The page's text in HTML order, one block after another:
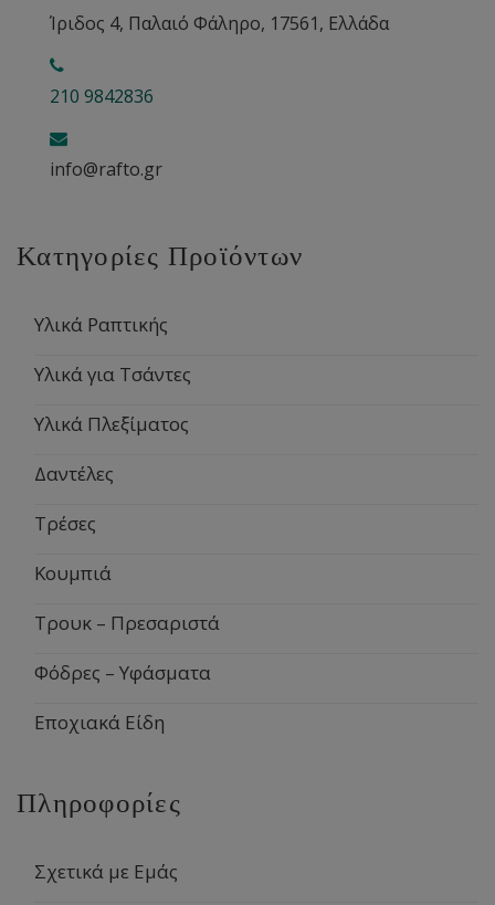
Ίριδος 4, Παλαιό Φάληρο, 17561, Ελλάδα
210 9842836
info@rafto.gr
Κατηγορίες Προϊόντων
Υλικά Ραπτικής
Υλικά για Τσάντες
Υλικά Πλεξίματος
Δαντέλες
Τρέσες
Κουμπιά
Τρουκ – Πρεσαριστά
Φόδρες – Υφάσματα
Εποχιακά Είδη
Πληροφορίες
Σχετικά με Εμάς